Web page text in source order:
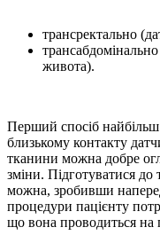
трансректально
живота).
Перший спосіб
близькому контакту
тканини можна добре
зміни. Підготуватися до
можна, зробивши
процедури пацієнту
що вона проводиться на